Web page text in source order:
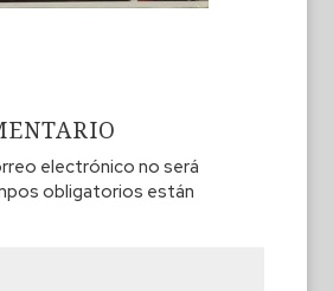
electrónico no será
obligatorios están